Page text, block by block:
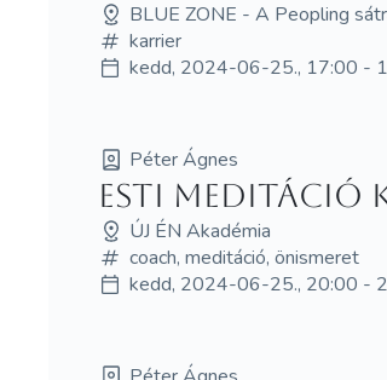
BLUE ZONE - A Peopling
karrier
kedd, 2024-06-25., 17:00 -
Péter Ágnes
Esti Meditáció
ÚJ ÉN Akadémia
coach, meditáció, önismeret
kedd, 2024-06-25., 20:00 -